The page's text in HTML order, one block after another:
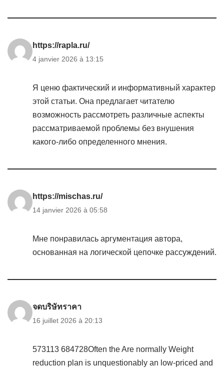
https://rapla.ru/
4 janvier 2026 à 13:15
Я ценю фактический и информативный характер
этой статьи. Она предлагает читателю
возможность рассмотреть различные аспекты
рассматриваемой проблемы без внушения
какого-либо определенного мнения.
https://mischas.ru/
14 janvier 2026 à 05:58
Мне понравилась аргументация автора,
основанная на логической цепочке рассуждений.
จดบริษัทราคา
16 juillet 2026 à 20:13
573113 684728Often the Are normally Weight
reduction plan is unquestionably an low-priced and